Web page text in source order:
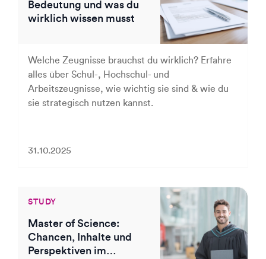
Bedeutung und was du
wirklich wissen musst
Welche Zeugnisse brauchst du wirklich? Erfahre
alles über Schul-, Hochschul- und
Arbeitszeugnisse, wie wichtig sie sind & wie du
sie strategisch nutzen kannst.
31.10.2025
STUDY
Master of Science:
Chancen, Inhalte und
Perspektiven im